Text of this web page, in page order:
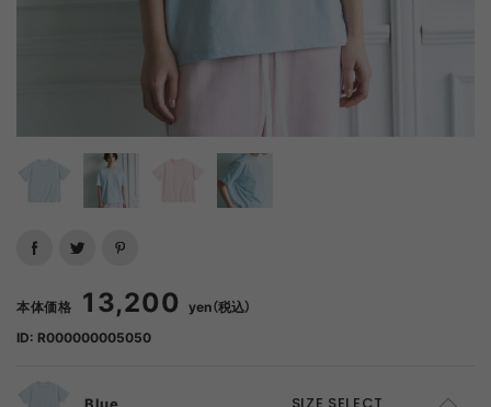
本体価格 13,200 yen（税込）
ID: R000000005050
Blue SIZE SELECT